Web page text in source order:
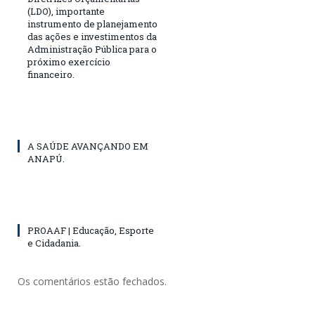
(LDO), importante
instrumento de planejamento
das ações e investimentos da
Administração Pública para o
próximo exercício
financeiro.
A SAÚDE AVANÇANDO EM
ANAPÚ.
PROAAF | Educação, Esporte
e Cidadania.
Os comentários estão fechados.